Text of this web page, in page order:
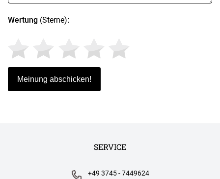
Wertung (Sterne):
SERVICE
+49 3745 - 7449624